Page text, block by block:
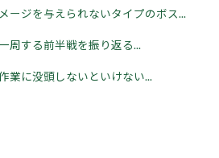
ージを与えられないタイプのボス...
周する前半戦を振り返る...
業に没頭しないといけない...